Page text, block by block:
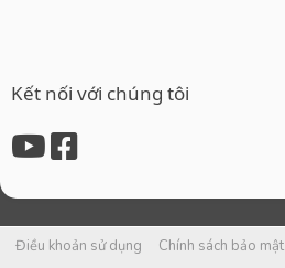
Kết nối với chúng tôi
Điều khoản sử dụng Chính sách bảo mật